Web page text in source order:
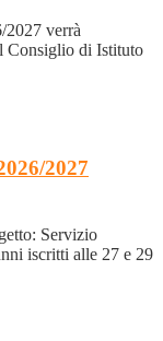
2027 verrà
Consiglio di Istituto
2027
Servizio
iscritti alle 27 e 29